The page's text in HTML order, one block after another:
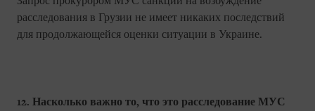
расследования в Грузии не имеет никаких последствий
для продолжающейся оценки ситуации в Украине.
12. Насколько важно то, что это расследование МУС